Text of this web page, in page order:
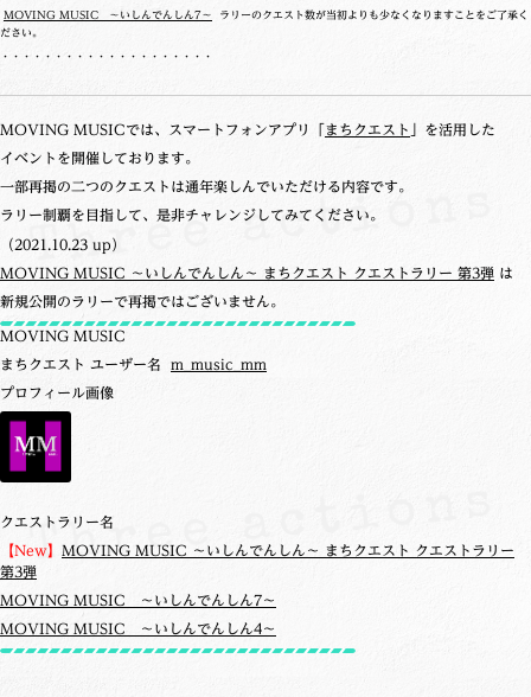
MOVING MUSIC ～いしんでんしん7～
ラリーのクエスト数が当初よりも少なくなりますことをご了承く
ださい。
・・・・・・・・・・・・・・・・・・・・
MOVING MUSICでは、スマートフォンアプリ「 まちクエスト 」を活用した
イベントを開催しております。
一部再掲の二つのクエストは通年楽しんでいただける内容です。
ラリー制覇を目指して、是非チャレンジしてみてください。
（2021.10.23 up）
MOVING MUSIC ～いしんでんしん～ まちクエスト クエストラリー 第3弾 は
新規公開のラリーで再掲ではございません。
MOVING MUSIC
まちクエスト ユーザー名 m_music_mm
プロフィール画像
クエストラリー名
【New】 MOVING MUSIC ～いしんでんしん～ まちクエスト クエストラリー
第3弾
MOVING MUSIC ～いしんでんしん7～
MOVING MUSIC ～いしんでんしん4～